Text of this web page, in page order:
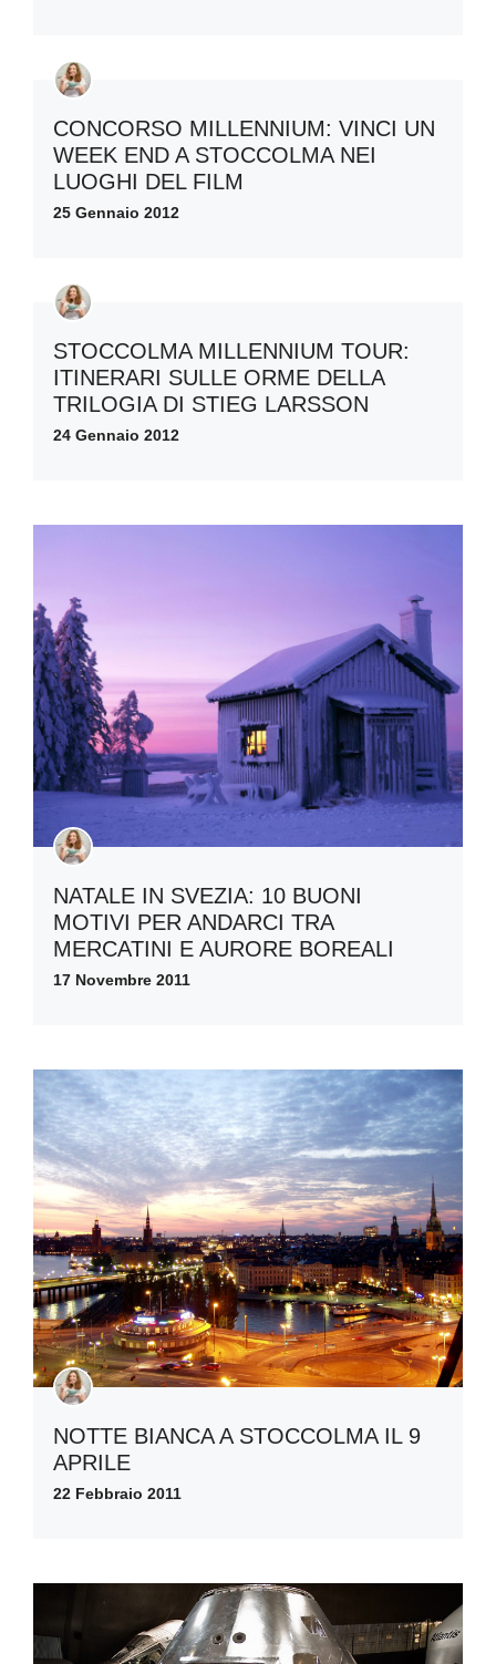
CONCORSO MILLENNIUM: VINCI UN
WEEK END A STOCCOLMA NEI
LUOGHI DEL FILM
25 Gennaio 2012
STOCCOLMA MILLENNIUM TOUR:
ITINERARI SULLE ORME DELLA
TRILOGIA DI STIEG LARSSON
24 Gennaio 2012
NATALE IN SVEZIA: 10 BUONI
MOTIVI PER ANDARCI TRA
MERCATINI E AURORE BOREALI
17 Novembre 2011
NOTTE BIANCA A STOCCOLMA IL 9
APRILE
22 Febbraio 2011